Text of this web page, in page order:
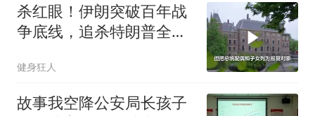
杀红眼！伊朗突破百年战
争底线，追杀特朗普全
健身狂人
故事我空降公安局长孩子